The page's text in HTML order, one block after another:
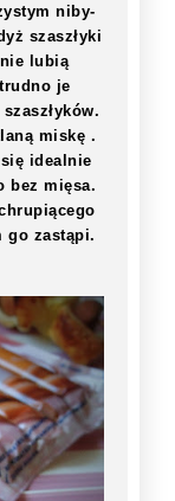
niby-
szaszłyki
lubią
je
miskę .
idealnie
bez mięsa.
go zastąpi.